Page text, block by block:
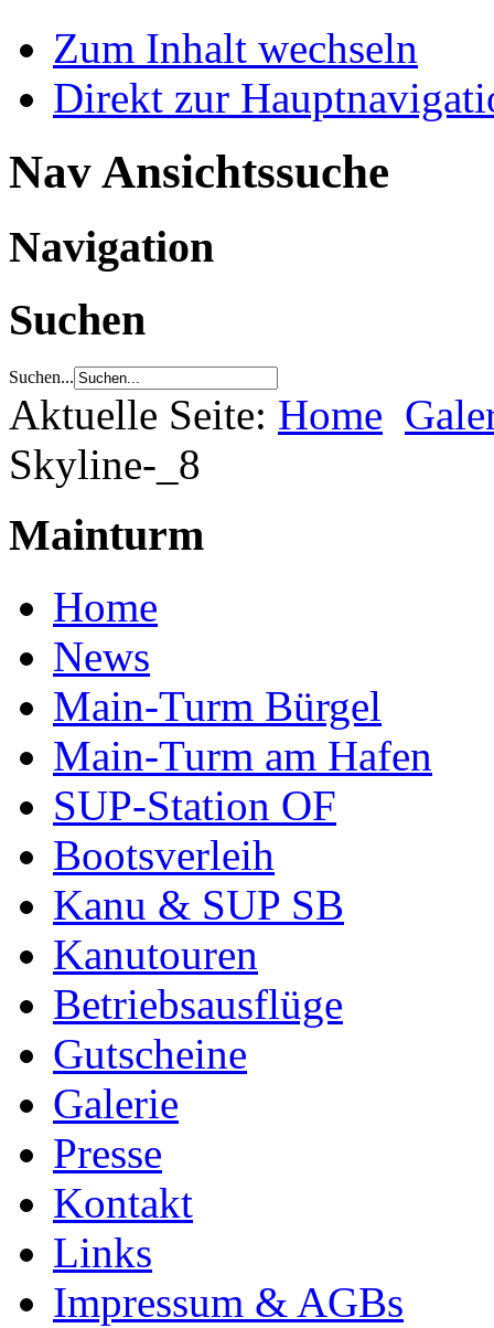
Zum Inhalt wechseln
Direkt zur
Nav Ansichtssuche
Navigation
Suchen
Suchen...
Aktuelle Seite: Home
Skyline-_8
Mainturm
Home
News
Main-Turm Bürgel
Main-Turm am Hafen
SUP-Station OF
Bootsverleih
Kanu & SUP SB
Kanutouren
Betriebsausflüge
Gutscheine
Galerie
Presse
Kontakt
Links
Impressum & AGBs